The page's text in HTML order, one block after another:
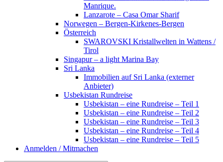
Manrique.
Lanzarote – Casa Omar Sharif
Norwegen – Bergen-Kirkenes-Bergen
Österreich
SWAROVSKI Kristallwelten in Wattens /
Tirol
Singapur – a light Marina Bay
Sri Lanka
Immobilien auf Sri Lanka (externer
Anbieter)
Usbekistan Rundreise
Usbekistan – eine Rundreise – Teil 1
Usbekistan – eine Rundreise – Teil 2
Usbekistan – eine Rundreise – Teil 3
Usbekistan – eine Rundreise – Teil 4
Usbekistan – eine Rundreise – Teil 5
Anmelden / Mitmachen